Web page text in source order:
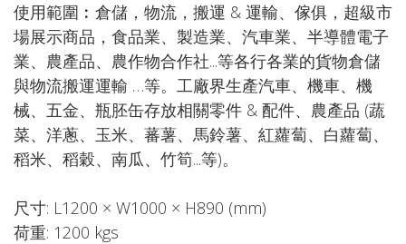
使用範圍︰倉儲，物流，搬運 & 運輸、傢俱，超級市
場展示商品，食品業、製造業、汽車業、半導體電子
業、農產品、農作物合作社...等各行各業的貨物倉儲
與物流搬運運輸 …等。工廠界生產汽車、機車、機
械、五金、瓶胚缶存放相關零件 & 配件、農產品 (蔬
菜、洋蔥、玉米、蕃薯、馬鈴薯、紅蘿蔔、白蘿蔔、
稻米、稻穀、南瓜、竹筍...等)。
尺寸: L1200 × W1000 × H890 (mm)
荷重: 1200 kgs